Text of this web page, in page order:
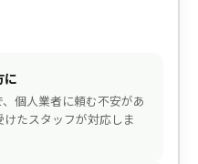
に
個人業者に頼む不安があ
たスタッフが対応しま